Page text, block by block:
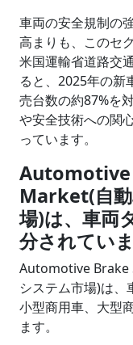
車両の安全規制の
高まりも、このセ
米国運輸省道路交
ると、2025年の新
売台数の約87%を
や安全技術への関
っています。
Automotive
Market(自
場)は、車両
分されてい
Automotive Brake
システム市場)は、
小型商用車、大型
ます。